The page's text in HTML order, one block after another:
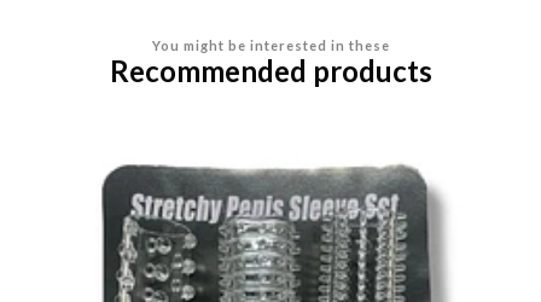
You might be interested in these
Recommended products